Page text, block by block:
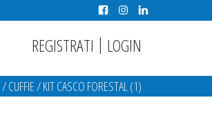
REGISTRATI | LOGIN
/CUFFIE/KIT CASCO FORESTAL (1)